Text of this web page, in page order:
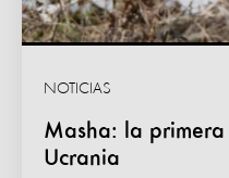
Masha: la
Ucrania
NOTICIAS